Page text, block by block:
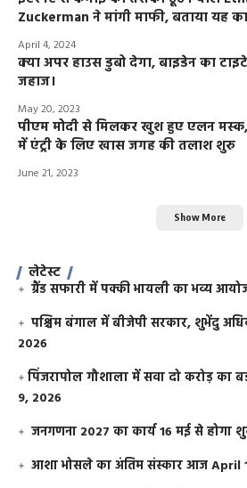
Zuckerman ने मांगी माफी, बताया यह
April 4, 2024
क्या अपर हाउस डुबो देगा, बाइडेन का
जहाज।
May 20, 2023
पीएम मोदी से मिलकर खुश हुए एलन
में एंट्री के लिए खास जगह की तलाश शुरु
June 21, 2023
Show More
लेटेस्ट
ग्रैंड सफारी में पक्की भायली का भव्य
पश्चिम बंगाल में बीजेपी सरकार, शुभेंदु
2026
​पिंजरापोल गौशाला में सवा दो करोड़ का
9, 2026
जनगणना 2027 का कार्य 16 मई से होगा
आशा भोसले का अंतिम संस्कार आजApril